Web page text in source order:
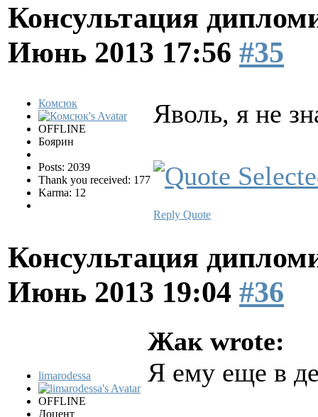
Консультация
Июнь 2013 17:56 #35
Комсюк
OFFLINE
Боярин
Posts: 2039
Thank you received: 177
Karma: 12
Яволь, я не
Reply Quote
Консультация
Июнь 2013 19:04 #36
limarodessa
OFFLINE
Доцент
Жак wrote:
Я ему еще в